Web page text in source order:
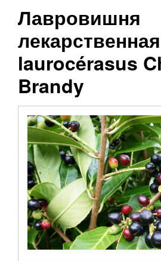
Лавровишня
laurocérasus
Brandy